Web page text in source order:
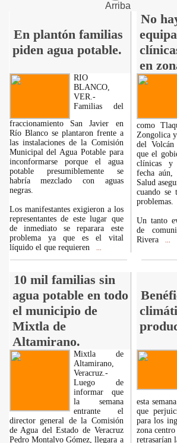
Arriba
En plantón familias
piden agua potable.
No
en
RIO
BLANCO,
VER.-
Familias del
fraccionamiento San Javier en
Río Blanco se plantaron frente a
las instalaciones de la Comisión
Municipal del Agua Potable para
inconformarse porque el agua
potable presumiblemente se
habría mezclado con aguas
negras.
Los manifestantes exigieron a los
representantes de este lugar que
de inmediato se reparara este
problema ya que es el vital
líquido el que requieren
como
Zongolica
del
que el
clínicas y
fecha
Salud
cuando se
problemas.
Un tanto
de
Rivera
10 mil familias sin
agua potable en todo
el municipio de
Mixtla de
Altamirano.
Mixtla de
Altamirano,
Veracruz.-
Luego de
informar que
la semana
entrante el
director general de la Comisión
de Agua del Estado de Veracruz
Pedro Montalvo Gómez, llegara a
esta
que
para los
zona
retrasarían